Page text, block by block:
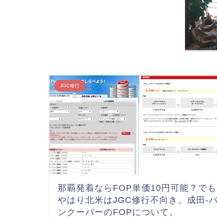
JGC修行
那覇発着ならFOP単価10円可能？でも
やはり北米はJGC修行不向き。成田-
ンクーバーのFOPについて。